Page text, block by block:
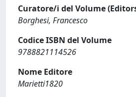
Curatore/i del Volume
Borghesi, Francesco
Codice ISBN del Volume
9788821114526
Nome Editore
Marietti1820